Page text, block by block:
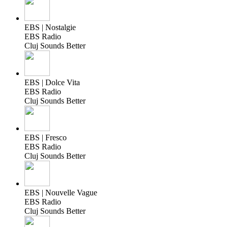
EBS | Nostalgie
EBS Radio
Cluj Sounds Better
EBS | Dolce Vita
EBS Radio
Cluj Sounds Better
EBS | Fresco
EBS Radio
Cluj Sounds Better
EBS | Nouvelle Vague
EBS Radio
Cluj Sounds Better